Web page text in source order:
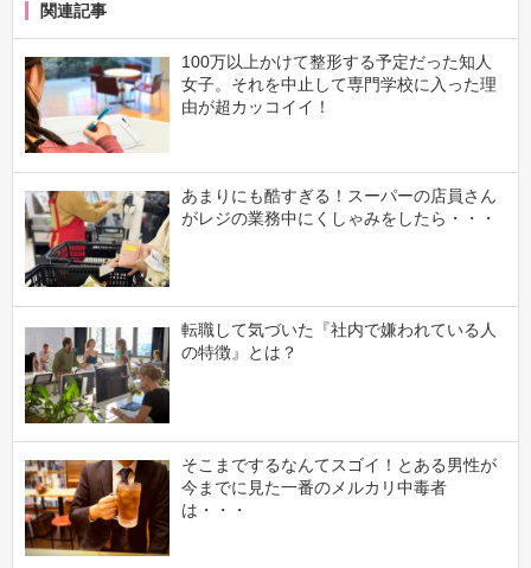
関連記事
100万以上かけて整形する予定だった知人
女子。それを中止して専門学校に入った理
由が超カッコイイ！
あまりにも酷すぎる！スーパーの店員さん
がレジの業務中にくしゃみをしたら・・・
転職して気づいた『社内で嫌われている人
の特徴』とは？
そこまでするなんてスゴイ！とある男性が
今までに見た一番のメルカリ中毒者
は・・・